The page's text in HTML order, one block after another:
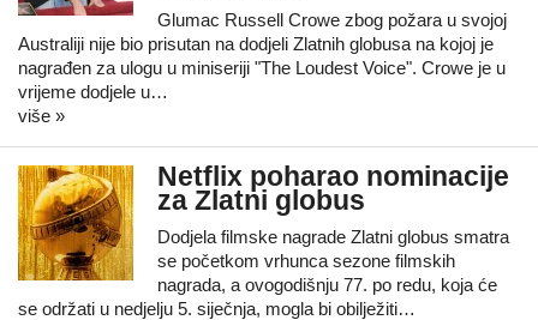
Glumac Russell Crowe zbog požara u svojoj
Australiji nije bio prisutan na dodjeli Zlatnih globusa na kojoj je
nagrađen za ulogu u miniseriji "The Loudest Voice". Crowe je u
vrijeme dodjele u…
više »
Netflix poharao nominacije
za Zlatni globus
Dodjela filmske nagrade Zlatni globus smatra
se početkom vrhunca sezone filmskih
nagrada, a ovogodišnju 77. po redu, koja će
se održati u nedjelju 5. siječnja, mogla bi obilježiti…